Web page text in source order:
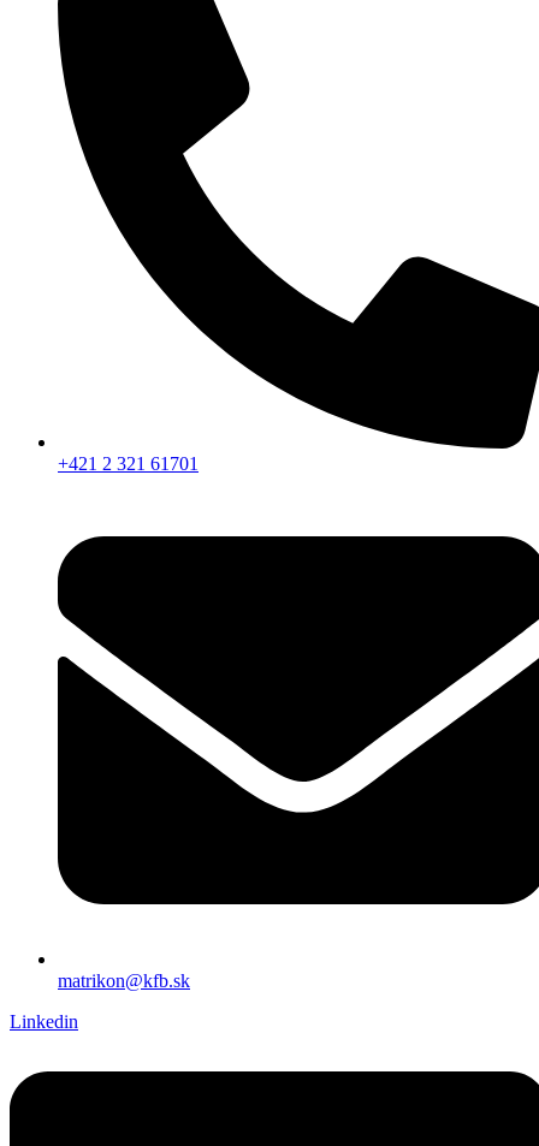
+421 2 321 61701
matrikon@kfb.sk
Linkedin